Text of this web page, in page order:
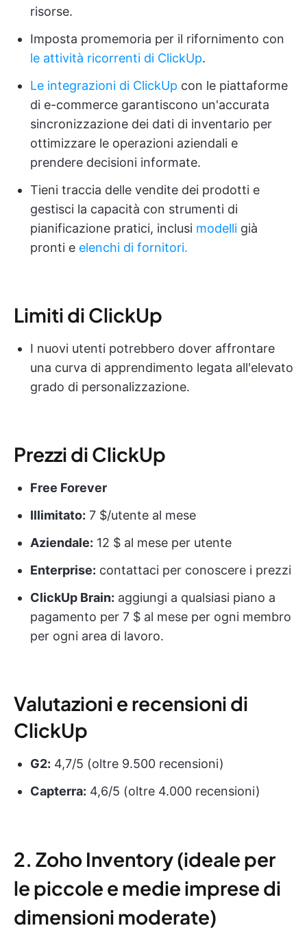
risorse.
Imposta promemoria per il rifornimento con
le attività ricorrenti di ClickUp.
Le integrazioni di ClickUp con le piattaforme
di e-commerce garantiscono un'accurata
sincronizzazione dei dati di inventario per
ottimizzare le operazioni aziendali e
prendere decisioni informate.
Tieni traccia delle vendite dei prodotti e
gestisci la capacità con strumenti di
pianificazione pratici, inclusi modelli già
pronti e elenchi di fornitori.
Limiti di ClickUp
I nuovi utenti potrebbero dover affrontare
una curva di apprendimento legata all'elevato
grado di personalizzazione.
Prezzi di ClickUp
Free Forever
Illimitato: 7 $/utente al mese
Aziendale: 12 $ al mese per utente
Enterprise: contattaci per conoscere i prezzi
ClickUp Brain: aggiungi a qualsiasi piano a
pagamento per 7 $ al mese per ogni membro
per ogni area di lavoro.
Valutazioni e recensioni di
ClickUp
G2: 4,7/5 (oltre 9.500 recensioni)
Capterra: 4,6/5 (oltre 4.000 recensioni)
2. Zoho Inventory (ideale per
le piccole e medie imprese di
dimensioni moderate)